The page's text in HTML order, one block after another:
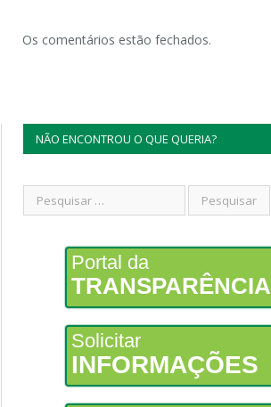
Os comentários estão fechados.
NÃO ENCONTROU O QUE QUERIA?
Portal da
TRANSPARÊNCIA
Solicitar
INFORMAÇÕES